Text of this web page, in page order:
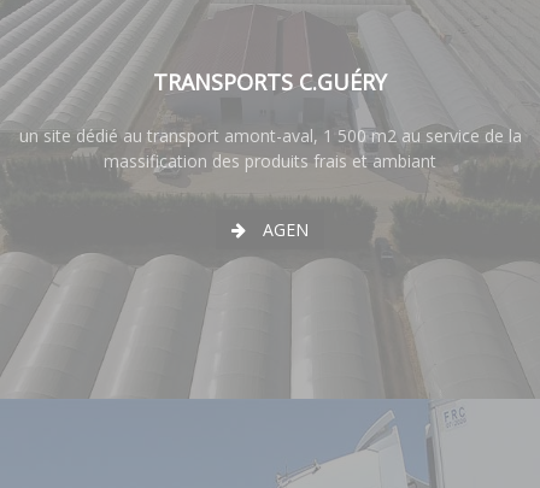
TRANSPORTS C.GUÉRY
un site dédié au transport amont-aval, 1 500 m2 au service de la
massification des produits frais et ambiant
AGEN